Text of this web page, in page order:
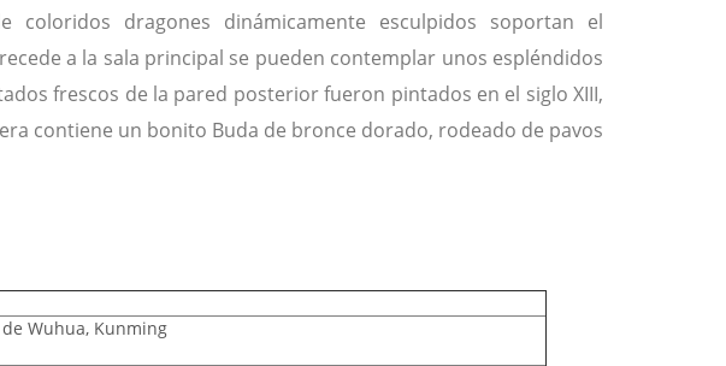
coloridos dragones dinámicamente esculpidos soportan el
a la sala principal se pueden contemplar unos espléndidos
frescos de la pared posterior fueron pintados en el siglo XIII,
contiene un bonito Buda de bronce dorado, rodeado de pavos
Wuhua, Kunming